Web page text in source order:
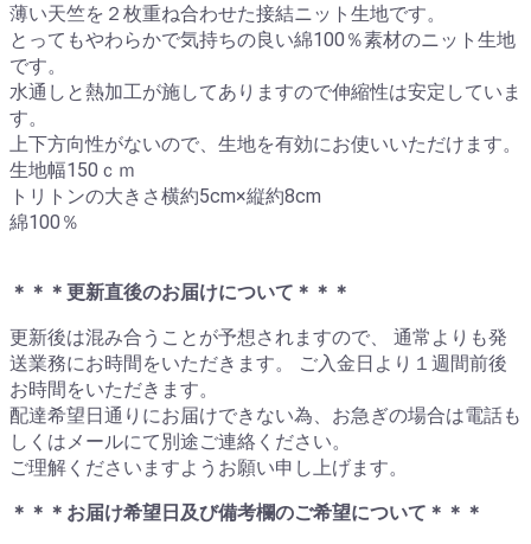
薄い天竺を２枚重ね合わせた接結ニット生地です。
とってもやわらかで気持ちの良い綿100％素材のニット生地
です。
水通しと熱加工が施してありますので伸縮性は安定していま
す。
上下方向性がないので、生地を有効にお使いいただけます。
生地幅150ｃｍ
トリトンの大きさ横約5cm×縦約8cm
綿100％
＊＊＊更新直後のお届けについて＊＊＊
更新後は混み合うことが予想されますので、 通常よりも発
送業務にお時間をいただきます。 ご入金日より１週間前後
お時間をいただきます。
配達希望日通りにお届けできない為、お急ぎの場合は電話も
しくはメールにて別途ご連絡ください。
ご理解くださいますようお願い申し上げます。
＊＊＊お届け希望日及び備考欄のご希望について＊＊＊